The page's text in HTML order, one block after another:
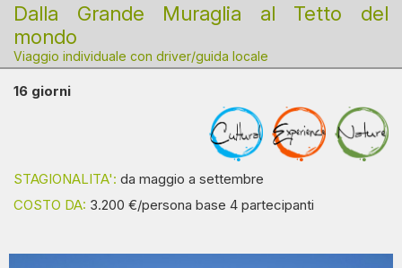
Dalla Grande Muraglia al Tetto del
mondo
Viaggio individuale con driver/guida locale
16 giorni
STAGIONALITA': da maggio a settembre
COSTO DA: 3.200 €/persona base 4 partecipanti